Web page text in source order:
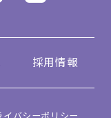
採用情報